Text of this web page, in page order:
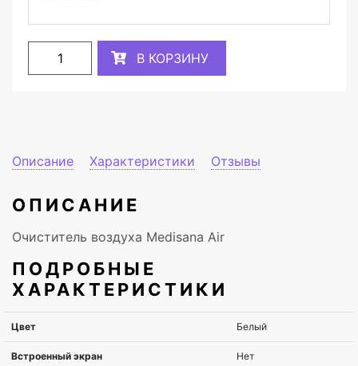
В КОРЗИНУ
Описание Характеристики Отзывы
ОПИСАНИЕ
Очиститель воздуха Medisana Air
ПОДРОБНЫЕ
ХАРАКТЕРИСТИКИ